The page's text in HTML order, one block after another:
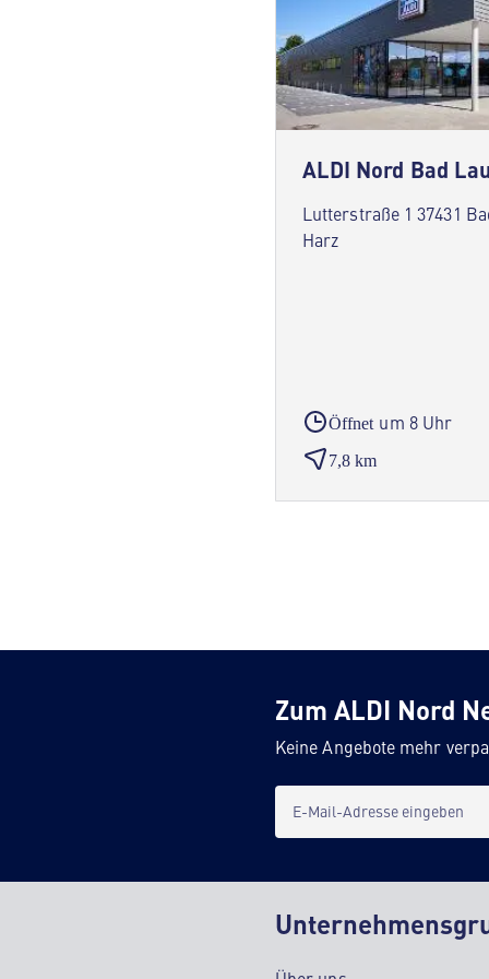
Lutterstraße 1 37431
Harz
Öffnet um 8 Uhr
7,8 km
Zum ALDI Nord
Keine Angebote mehr
E-Mail-Adresse eingeben